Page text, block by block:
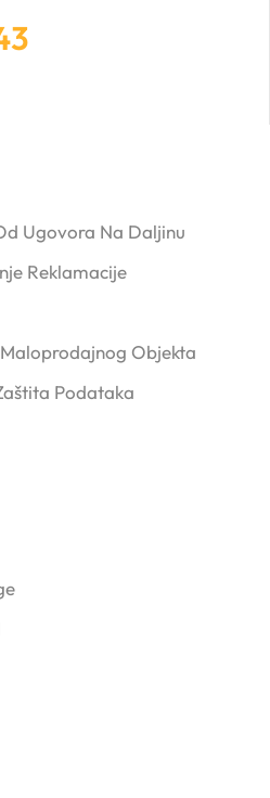
Ugovora Na Daljinu
Reklamacije
Objekta
Podataka